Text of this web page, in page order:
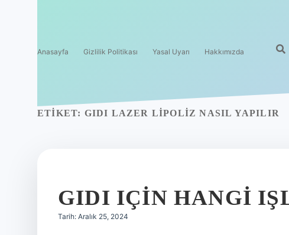
Anasayfa Gizlilik Politikası Yasal Uyarı Hakkımızda
ETIKET: GIDI LAZER LIPOLIZ NASIL YAPILIR
GIDI IÇIN HANGI
Tarih: Aralık 25, 2024